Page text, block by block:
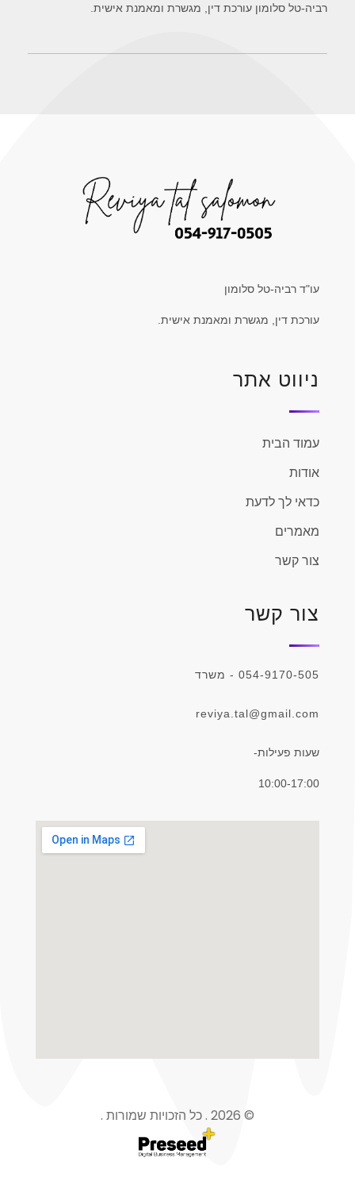
רביה-טל סלומון עורכת דין, מגשרת ומאמנת אישית.
עו"ד רביה-טל סלומון
עורכת דין, מגשרת ומאמנת אישית.
ניווט אתר
עמוד הבית
אודות
כדאי לך לדעת
מאמרים
צור קשר
צור קשר
054-9170-505 - משרד
reviya.tal@gmail.com
שעות פעילות-
10:00-17:00
© 2026 . כל הזכויות שמורות .